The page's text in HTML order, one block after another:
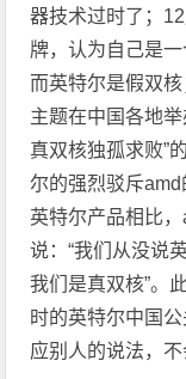
器技术过时了；
牌，认为自己是
而英特尔是假双
主题在中国各地
真双核独孤求败”
尔的强烈驳斥amd
英特尔产品相比
说：“我们从没说
我们是真双核”。
时的英特尔中国
应别人的说法，